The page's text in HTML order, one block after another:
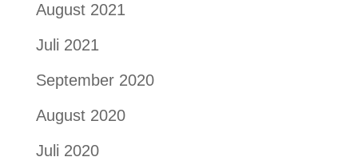
August 2021
Juli 2021
September 2020
August 2020
Juli 2020